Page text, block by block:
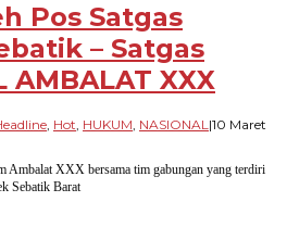
Pos Satgas
– Satgas
XXX
, Hot, HUKUM, NASIONAL|10 Maret
Ambalat XXX bersama tim gabungan yang terdiri
Sebatik Barat